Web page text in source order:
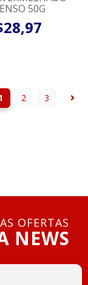
50G
28,97
2 3
OFERTAS
NEWS